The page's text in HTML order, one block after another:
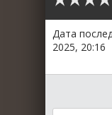
Дата
2025, 20:16